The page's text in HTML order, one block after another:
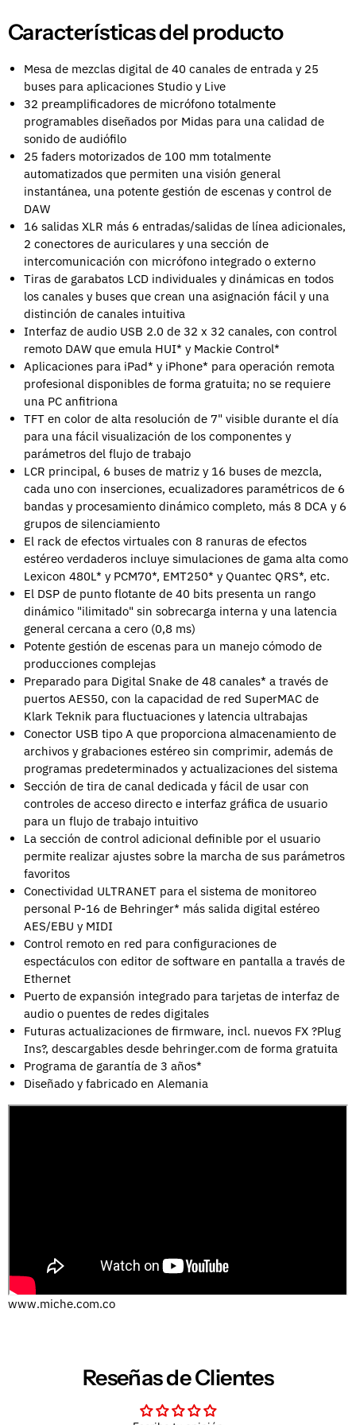
Características del producto
Mesa de mezclas digital de 40 canales de entrada y 25
buses para aplicaciones Studio y Live
32 preamplificadores de micrófono totalmente
programables diseñados por Midas para una calidad de
sonido de audiófilo
25 faders motorizados de 100 mm totalmente
automatizados que permiten una visión general
instantánea, una potente gestión de escenas y control de
DAW
16 salidas XLR más 6 entradas/salidas de línea adicionales,
2 conectores de auriculares y una sección de
intercomunicación con micrófono integrado o externo
Tiras de garabatos LCD individuales y dinámicas en todos
los canales y buses que crean una asignación fácil y una
distinción de canales intuitiva
Interfaz de audio USB 2.0 de 32 x 32 canales, con control
remoto DAW que emula HUI* y Mackie Control*
Aplicaciones para iPad* y iPhone* para operación remota
profesional disponibles de forma gratuita; no se requiere
una PC anfitriona
TFT en color de alta resolución de 7" visible durante el día
para una fácil visualización de los componentes y
parámetros del flujo de trabajo
LCR principal, 6 buses de matriz y 16 buses de mezcla,
cada uno con inserciones, ecualizadores paramétricos de 6
bandas y procesamiento dinámico completo, más 8 DCA y 6
grupos de silenciamiento
El rack de efectos virtuales con 8 ranuras de efectos
estéreo verdaderos incluye simulaciones de gama alta como
Lexicon 480L* y PCM70*, EMT250* y Quantec QRS*, etc.
El DSP de punto flotante de 40 bits presenta un rango
dinámico "ilimitado" sin sobrecarga interna y una latencia
general cercana a cero (0,8 ms)
Potente gestión de escenas para un manejo cómodo de
producciones complejas
Preparado para Digital Snake de 48 canales* a través de
puertos AES50, con la capacidad de red SuperMAC de
Klark Teknik para fluctuaciones y latencia ultrabajas
Conector USB tipo A que proporciona almacenamiento de
archivos y grabaciones estéreo sin comprimir, además de
programas predeterminados y actualizaciones del sistema
Sección de tira de canal dedicada y fácil de usar con
controles de acceso directo e interfaz gráfica de usuario
para un flujo de trabajo intuitivo
La sección de control adicional definible por el usuario
permite realizar ajustes sobre la marcha de sus parámetros
favoritos
Conectividad ULTRANET para el sistema de monitoreo
personal P-16 de Behringer* más salida digital estéreo
AES/EBU y MIDI
Control remoto en red para configuraciones de
espectáculos con editor de software en pantalla a través de
Ethernet
Puerto de expansión integrado para tarjetas de interfaz de
audio o puentes de redes digitales
Futuras actualizaciones de firmware, incl. nuevos FX ?Plug
Ins?, descargables desde behringer.com de forma gratuita
Programa de garantía de 3 años*
Diseñado y fabricado en Alemania
www.miche.com.co
Reseñas de Clientes